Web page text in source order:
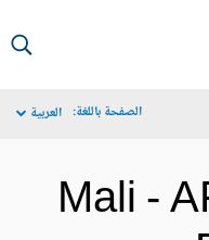
الصفحة باللغة: العربية
Mali -